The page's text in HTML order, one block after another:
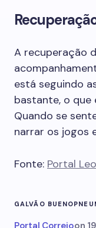
A recuperação
está seguindo
bastante, o que
Quando se
narrar os jogos
Fonte: Portal
GALVÃO BUENO
Portal Correioon